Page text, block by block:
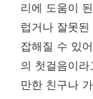
리에 도움이
럽거나 잘못
잡해질 수 있
의 첫걸음이
만한 친구나